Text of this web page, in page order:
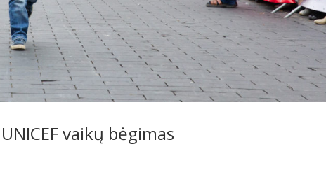
vaikų bėgimas